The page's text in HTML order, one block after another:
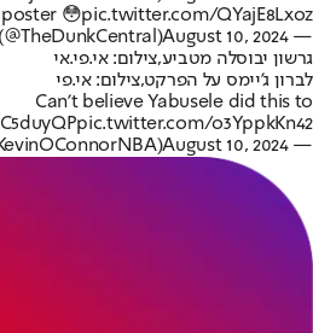
😳pic.twitter.com/QYajE8Lxoz
— NBACentral (@TheDunkCentral)
August 10, 2024
גרשון יבוסלה מטביע,צילום: אי.פי.אי
לברון ג'יימס על הפרקט,צילום: אי.פי
Can’t believe Yabusele did this to
pic.twitter.com/o3YppkKn42
— Kevin O'Connor (@KevinOConnorNBA)
August 10, 2024